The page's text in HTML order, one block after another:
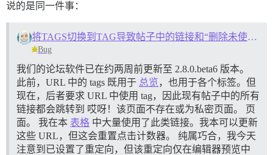
说的是同一件事：
将TAGS切换到TAG导致帖子中的链接和“删除未使用标签”损坏
Bug
我们的论坛软件已在约两周前更新至 2.8.0.beta6 版本。
此前，URL 中的 tags 既用于 总览，也用于各个标签。但
现在，后者要求 URL 中使用 tag，因此现有帖子中的所有
链接都会跳转到 哎呀！该页面不存在或为私密页面。 页
面。 我在本 表格 中大量使用了此类链接。我本可以更新
这些 URL，但这会重置点击计数器。 纯属巧合，我今天
注意到已设置了重定向，但该重定向仅在编辑器预览中